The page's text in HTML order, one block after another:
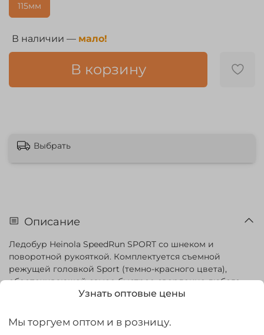
В наличии — мало!
В корзину
115мм
Выбрать
Описание
Ледобур Heinola SpeedRun SPORT со шнеком и
поворотной рукояткой. Комплектуется съемной
режущей головкой Sport (темно-красного цвета),
обеспечивающей самое быстрое сверление любого
льда. Спираль шнека проварена по всей длине.
Отличительные черты модели:
Узнать оптовые цены
Мы торгуем оптом и в розницу.